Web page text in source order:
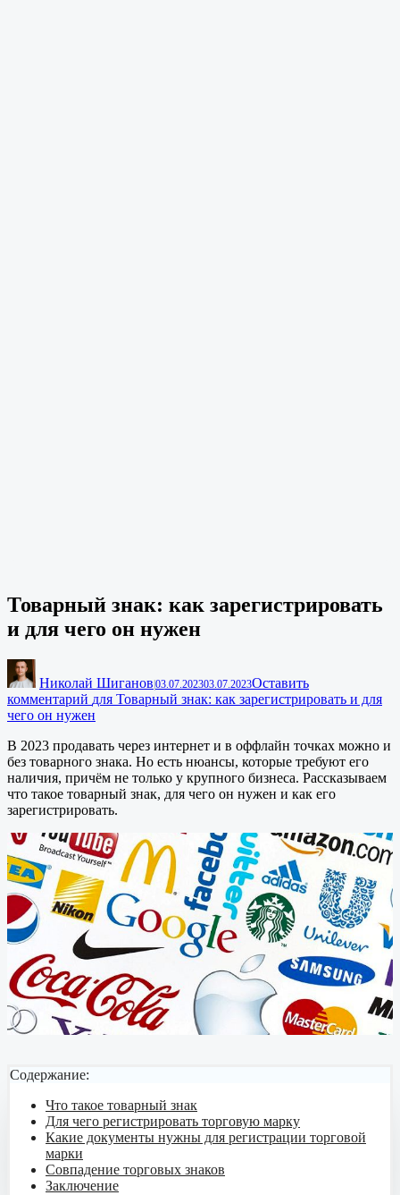
Товарный знак: как зарегистрировать
и для чего он нужен
Николай Шиганов 03.07.202303.07.2023Оставить
комментарий для Товарный знак: как зарегистрировать и для
чего он нужен
В 2023 продавать через интернет и в оффлайн точках можно и
без товарного знака. Но есть нюансы, которые требуют его
наличия, причём не только у крупного бизнеса. Рассказываем
что такое товарный знак, для чего он нужен и как его
зарегистрировать.
Содержание:
Что такое товарный знак
Для чего регистрировать торговую марку
Какие документы нужны для регистрации торговой
марки
Совпадение торговых знаков
Заключение